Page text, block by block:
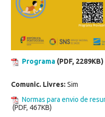
Programa(PDF, 2289KB)
Comunic. Livres: Sim
Normas para envio de
(PDF, 467KB)